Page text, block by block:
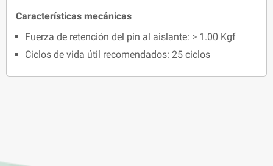
Características mecánicas
Fuerza de retención del pin al aislante: > 1.00 Kgf
Ciclos de vida útil recomendados: 25 ciclos